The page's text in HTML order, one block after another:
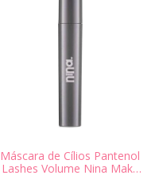
Máscara de Cílios Pantenol
Lashes Volume Nina Make